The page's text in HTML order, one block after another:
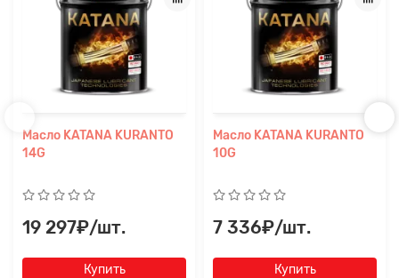
Масло KATANA KURANTO
14G
19 297₽/шт.
Купить
Масло KATANA KURANTO
10G
7 336₽/шт.
Купить